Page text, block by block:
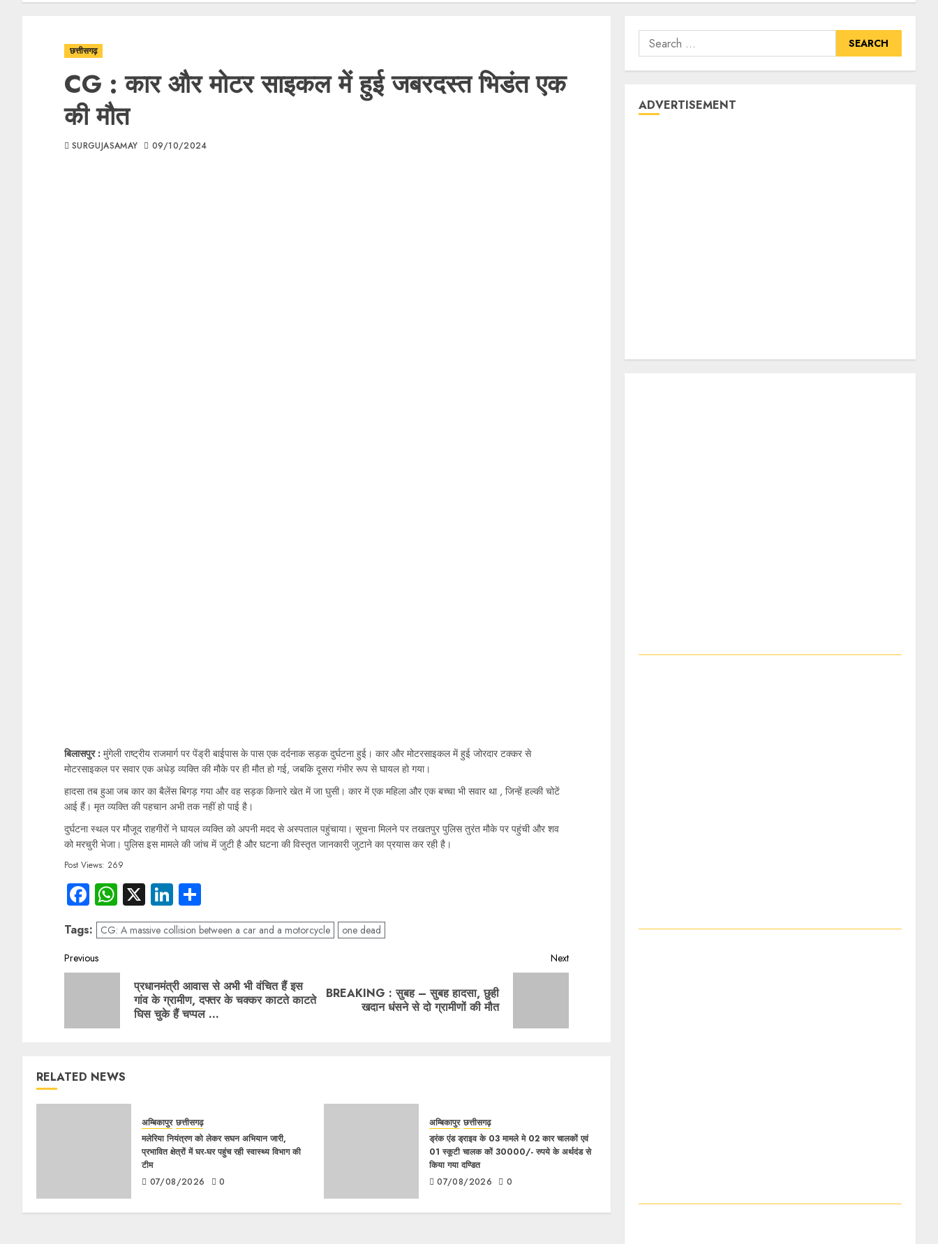
छत्तीसगढ़
CG : कार और मोटर साइकल में हुई जबरदस्त भिडंत एक
की मौत
SURGUJASAMAY 09/10/2024
बिलासपुर : मुंगेली राष्ट्रीय राजमार्ग पर पेंड्री बाईपास के पास एक दर्दनाक सड़क दुर्घटना हुई। कार और मोटरसाइकल में हुई जोरदार टक्कर से
मोटरसाइकल पर सवार एक अधेड़ व्यक्ति की मौके पर ही मौत हो गई, जबकि दूसरा गंभीर रूप से घायल हो गया।
हादसा तब हुआ जब कार का बैलेंस बिगड़ गया और वह सड़क किनारे खेत में जा घुसी। कार में एक महिला और एक बच्चा भी सवार था , जिन्हें हल्की चोटें
आई हैं। मृत व्यक्ति की पहचान अभी तक नहीं हो पाई है।
दुर्घटना स्थल पर मौजूद राहगीरों ने घायल व्यक्ति को अपनी मदद से अस्पताल पहुंचाया। सूचना मिलने पर तखतपुर पुलिस तुरंत मौके पर पहुंची और शव
को मरचुरी भेजा। पुलिस इस मामले की जांच में जुटी है और घटना की विस्तृत जानकारी जुटाने का प्रयास कर रही है।
Post Views: 269
Facebook
WhatsApp
X LinkedIn
Tags: CG: A massive collision between a car and a motorcycle
one dead
Previous
प्रधानमंत्री आवास से अभी भी वंचित हैं इस
गांव के ग्रामीण, दफ्तर के चक्कर काटते काटते
घिस चुके हैं चप्पल …
Next
BREAKING : सुबह – सुबह हादसा, छुही
खदान धंसने से दो ग्रामीणों की मौत
RELATED NEWS
अम्बिकापुर छत्तीसगढ़
मलेरिया नियंत्रण को लेकर सघन अभियान जारी,
प्रभावित क्षेत्रों में घर-घर पहुंच रही स्वास्थ्य विभाग की
टीम
07/08/2026
0
अम्बिकापुर छत्तीसगढ़
ड्रंक एंड ड्राइव के 03 मामले मे 02 कार चालकों एवं
01 स्कूटी चालक कों 30000/- रुपये के अर्थदंड से
किया गया दण्डित
07/08/2026
0
ADVERTISEMENT